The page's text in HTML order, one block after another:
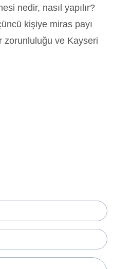
nedir, nasıl yapılır?
kişiye miras payı
zorunluluğu ve Kayseri